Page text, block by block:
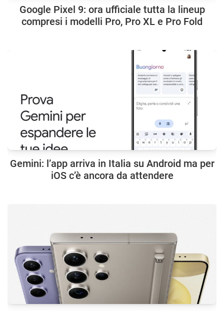
Google Pixel 9: ora ufficiale tutta la lineup
compresi i modelli Pro, Pro XL e Pro Fold
Gemini: l’app arriva in Italia su Android ma per
iOS c’è ancora da attendere